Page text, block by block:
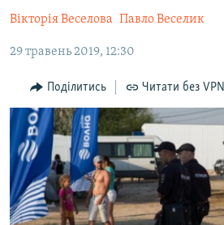
основної
навігації
Перейти
пошуку
БЛОГИ
ПОГЛЯД
ІНТЕРВ'Ю
ВСЕ ЗА ДЕНЬ
СПЕЦПРОЕКТИ
ДЕПОРТАЦІЯ
ВІДЕОУРОКИ «ELIFBE»
ЯК ОБІЙТИ БЛОКУВАННЯ
Русский
Вікторія Веселова Павло Веселик
29 травень 2019, 12:30
Поділитись Читати без VPN